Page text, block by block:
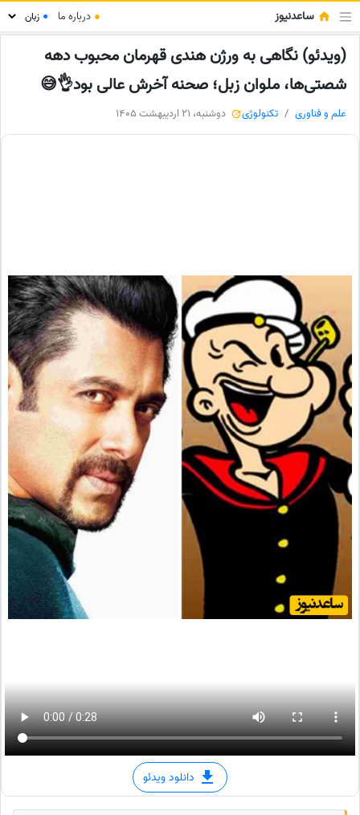
ساعدنیوز ● درباره ما ●
(ویدئو) نگاهی به ورژن هندی قهرمان محبوب دهه
شصتی‌ها، ملوان زبل؛ صحنه آخرش عالی بود👌😅
علم و فناوری تکنولوژی دوشنبه، 21 اردیبهشت 1405
دانلود ویدئو